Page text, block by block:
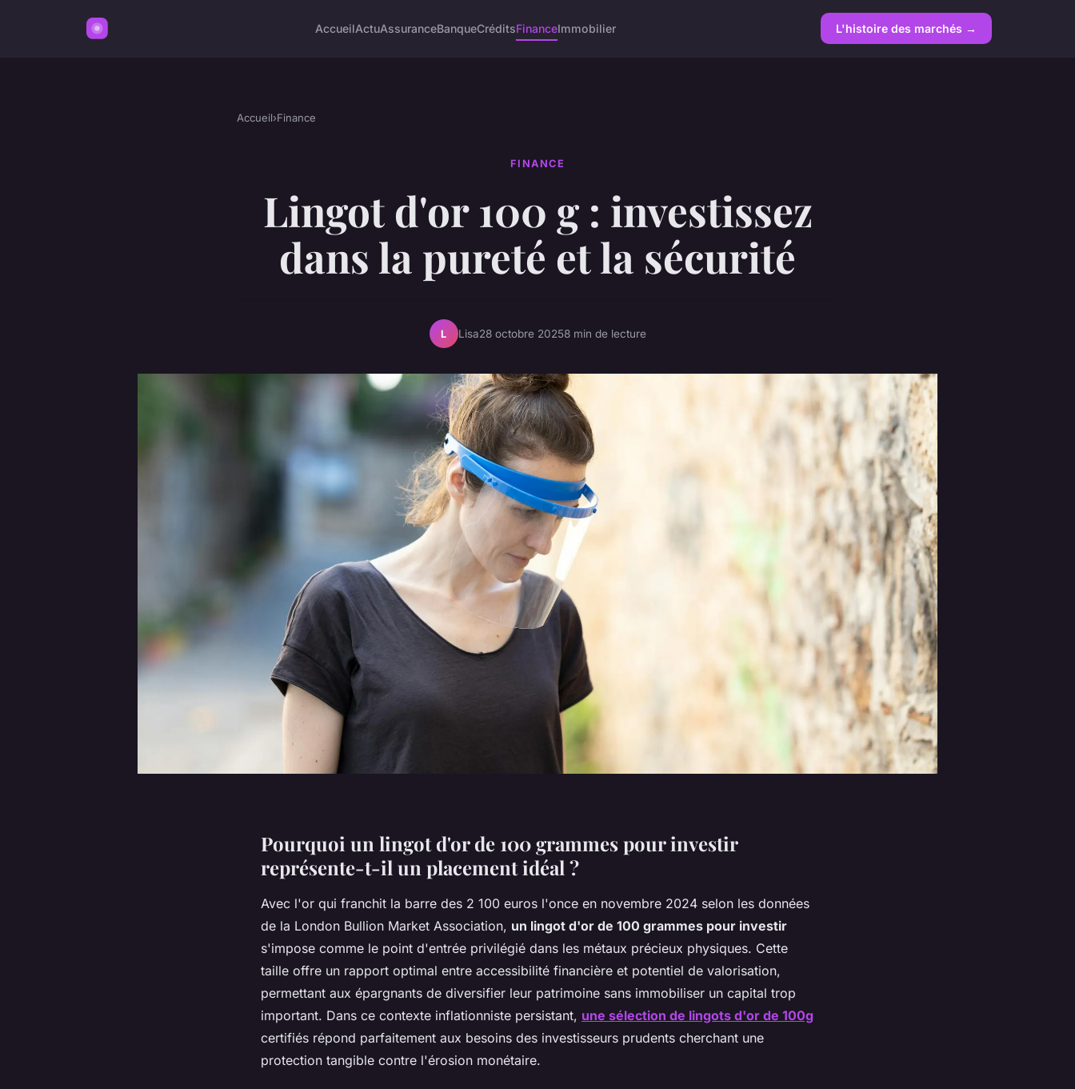
AccueilActuAssuranceBanqueCréditsFinanceImmobilier L'histoire des marchés →
Accueil›Finance
FINANCE
Lingot d'or 100 g : investissez
dans la pureté et la sécurité
L Lisa28 octobre 20258 min de lecture
Pourquoi un lingot d'or de 100 grammes pour investir
représente-t-il un placement idéal ?
Avec l'or qui franchit la barre des 2 100 euros l'once en novembre 2024 selon les données
de la London Bullion Market Association, un lingot d'or de 100 grammes pour investir
s'impose comme le point d'entrée privilégié dans les métaux précieux physiques. Cette
taille offre un rapport optimal entre accessibilité financière et potentiel de valorisation,
permettant aux épargnants de diversifier leur patrimoine sans immobiliser un capital trop
important. Dans ce contexte inflationniste persistant, une sélection de lingots d'or de 100g
certifiés répond parfaitement aux besoins des investisseurs prudents cherchant une
protection tangible contre l'érosion monétaire.